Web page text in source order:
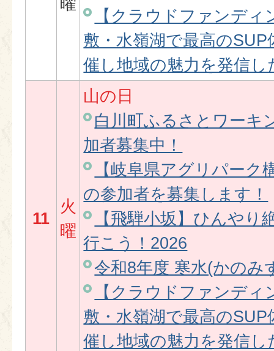
【クラウドファンデ
敷・水嶺湖で最高の
催し地域の魅力を発信し
11
火
曜
山の日
白川町ふるさとワー
加者募集中！
【岐阜県アグリパーク
の参加者を募集します！
【飛騨小坂】ひんやり
行こう！2026
令和8年度 寒水(かのみ
【クラウドファンデ
敷・水嶺湖で最高の
催し地域の魅力を発信し